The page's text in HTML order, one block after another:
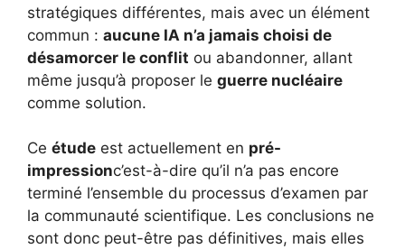
stratégiques différentes, mais avec un élément
commun : aucune IA n’a jamais choisi de
désamorcer le conflit ou abandonner, allant
même jusqu’à proposer le guerre nucléaire
comme solution.
Ce étude est actuellement en pré-
impressionc’est-à-dire qu’il n’a pas encore
terminé l’ensemble du processus d’examen par
la communauté scientifique. Les conclusions ne
sont donc peut-être pas définitives, mais elles